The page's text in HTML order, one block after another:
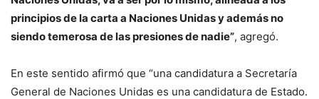
principios de la carta a Naciones Unidas y además no
siendo temerosa de las presiones de nadie”, agregó.
En este sentido afirmó que “una candidatura a Secretaría
General de Naciones Unidas es una candidatura de Estado.